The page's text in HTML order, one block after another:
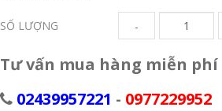
SỐ LƯỢNG -
Tư vấn mua hàng miễn phí
02439957221 - 0977229952